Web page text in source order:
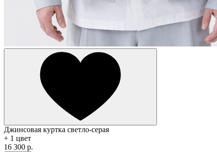
Джинсовая куртка светло-серая
+ 1 цвет
16 300 р.